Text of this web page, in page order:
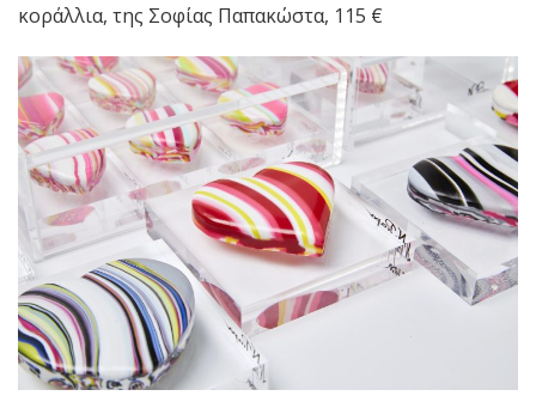
κοράλλια, της Σοφίας Παπακώστα, 115 €